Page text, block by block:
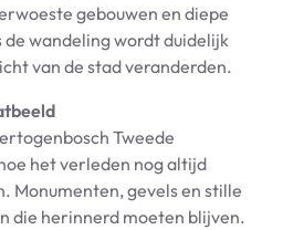
gebouwen en diepe
wandeling wordt duidelijk
van de stad veranderden.
Tweede
het verleden nog altijd
Monumenten, gevels en stille
die herinnerd moeten blijven.